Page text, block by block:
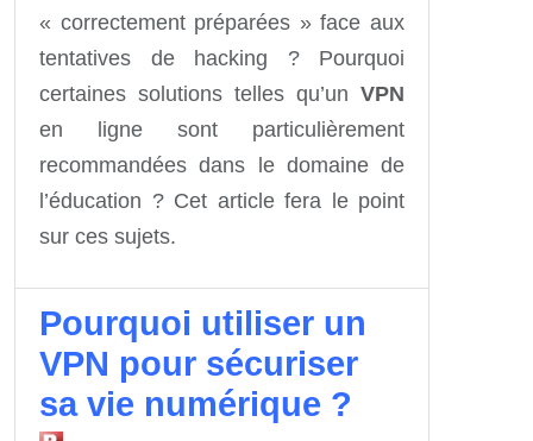
« correctement préparées » face aux
tentatives de hacking ? Pourquoi
certaines solutions telles qu’un VPN
en ligne sont particulièrement
recommandées dans le domaine de
l’éducation ? Cet article fera le point
sur ces sujets.
Pourquoi utiliser un
VPN pour sécuriser
sa vie numérique ?